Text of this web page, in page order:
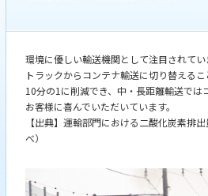
環境に優しい輸送機関として注目されてい
トラックからコンテナ輸送に切り替える
10分の1に削減でき、中・長距離輸送では
お客様に喜んでいただいています。
【出典】運輸部門における二酸化炭素排
べ）